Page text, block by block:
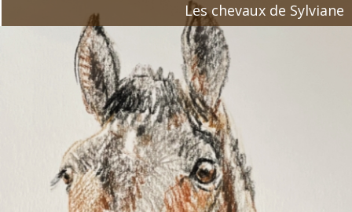
Les chevaux de Sylviane